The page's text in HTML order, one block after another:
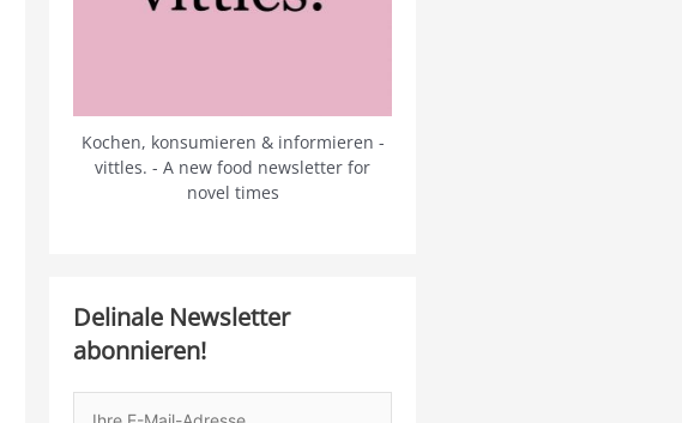
Kochen, konsumieren & informieren -
vittles. - A new food newsletter for
novel times
Delinale Newsletter
abonnieren!